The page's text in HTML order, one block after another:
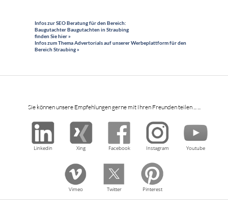
Infos zur SEO Beratung für den Bereich:
Baugutachter Baugutachten in Straubing
finden Sie hier »
Infos zum Thema Advertorials auf unserer Werbeplattform für den
Bereich Straubing »
Sie können unsere Empfehlungen gerne mit Ihren Freunden teilen ... ...
Linkedin Xing Facebook Instagram Youtube
Vimeo Twitter Pinterest